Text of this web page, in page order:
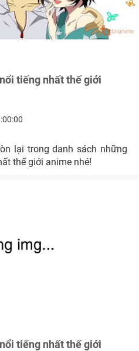
tiếng nhất thế giới
lại trong danh sách những
thế giới anime nhé!
tiếng nhất thế giới